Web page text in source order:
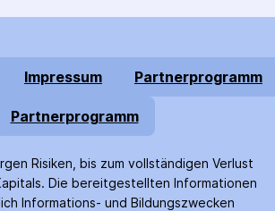
Impressum Partnerprogramm
Partnerprogramm
Risiken, bis zum voll­ständigen Verlust
Die bereitgestellten Informationen
Informations- und Bildungs­zwecken